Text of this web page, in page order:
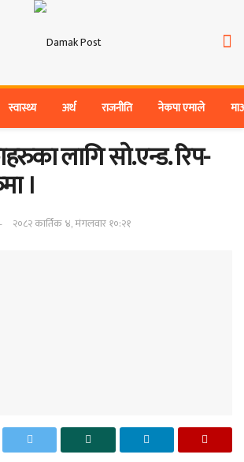
स्वास्थ्य अर्थ राजनीति नेकपा एमाले
लागि सो.एन्ड. रिप-
।
२०८२ कार्तिक ४, मंगलवार १०:२१